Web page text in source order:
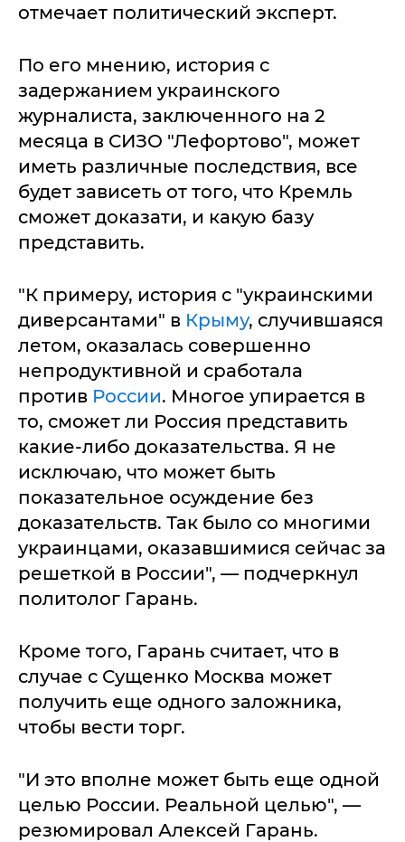
отмечает политический эксперт.
По его мнению, история с
задержанием украинского
журналиста, заключенного на 2
месяца в СИЗО "Лефортово", может
иметь различные последствия, все
будет зависеть от того, что Кремль
сможет доказати, и какую базу
представить.
"К примеру, история с "украинскими
диверсантами" в Крыму, случившаяся
летом, оказалась совершенно
непродуктивной и сработала
против России. Многое упирается в
то, сможет ли Россия представить
какие-либо доказательства. Я не
исключаю, что может быть
показательное осуждение без
доказательств. Так было со многими
украинцами, оказавшимися сейчас за
решеткой в России", — подчеркнул
политолог Гарань.
Кроме того, Гарань считает, что в
случае с Сущенко Москва может
получить еще одного заложника,
чтобы вести торг.
"И это вполне может быть еще одной
целью России. Реальной целью", —
резюмировал Алексей Гарань.